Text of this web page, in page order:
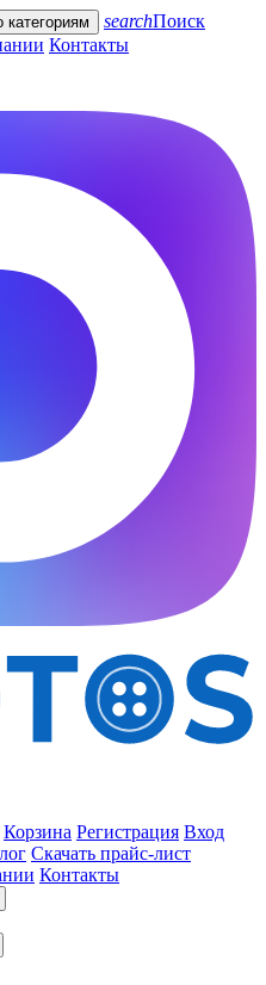
категориям searchПоиск
Контакты
Корзина Регистрация Вход
Скачать прайс-лист
Контакты